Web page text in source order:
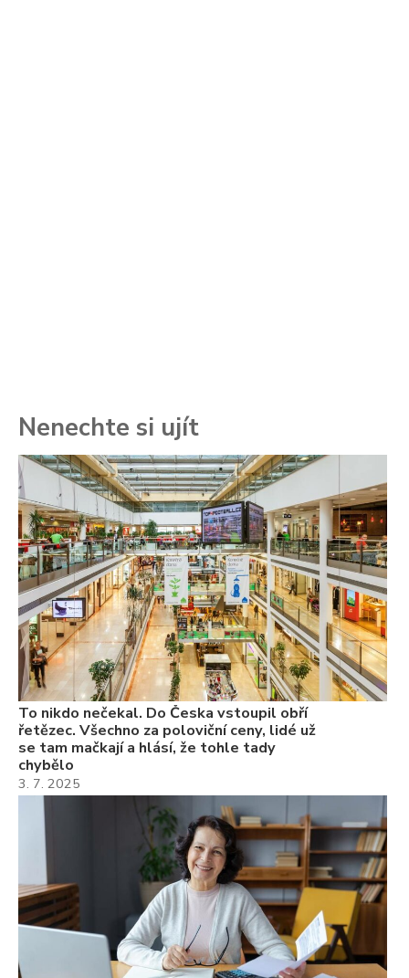
Nenechte si ujít
To nikdo nečekal. Do Česka vstoupil obří
řetězec. Všechno za poloviční ceny, lidé už
se tam mačkají a hlásí, že tohle tady
chybělo
3. 7. 2025